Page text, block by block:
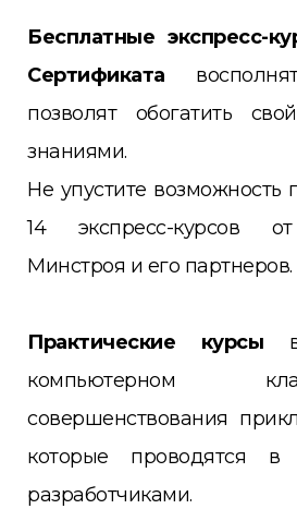
Бесплатные экспресс-
Сертификата
позволят обогатить
знаниями.
Не упустите возможность
14 экспресс-курсов
Минстроя и его партнеров.
Практические курсы в
компьютерном
совершенствования
которые проводятся в
разработчиками.